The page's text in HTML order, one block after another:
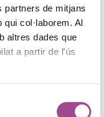
partners de mitjans
col·laborem. Al
altres dades que
a partir de l'ús
públic, de
a dissenyar,
fàcil a mi?